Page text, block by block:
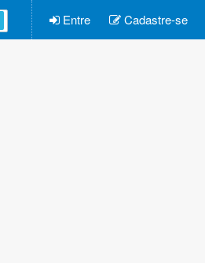
Entre Cadastre-se